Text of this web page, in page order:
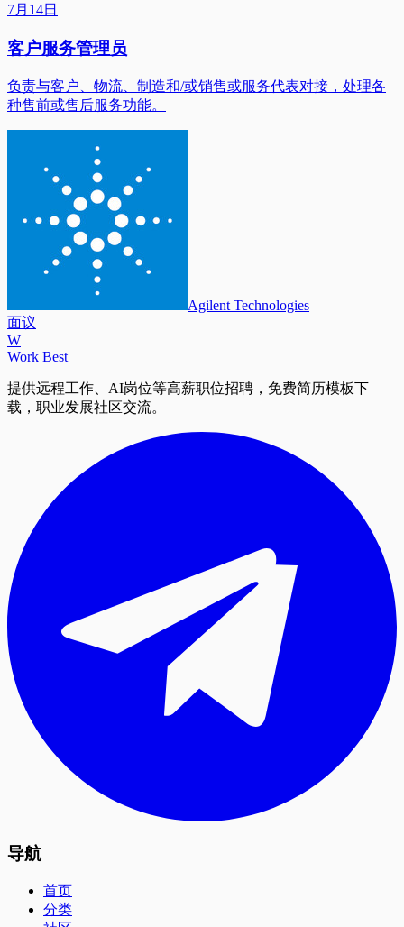
7月14日
客户服务管理员
负责与客户、物流、制造和/或销售或服务代表对接，处理各
种售前或售后服务功能。
Agilent Technologies
面议
W
Work Best
提供远程工作、AI岗位等高薪职位招聘，免费简历模板下
载，职业发展社区交流。
导航
首页
分类